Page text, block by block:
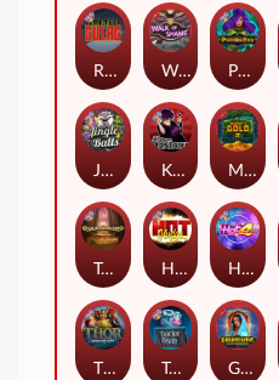
Tractor Beam
Hot Nudge
Monkey's Gold xPays
Poison Eve
Tomb of Akhenaten
Golden Genie And The Walking Wilds
Hot 4 Cash
Jingle Balls
Walk of Shame
Thor: Hammer Time
Remember Gulag
Karen Maneater